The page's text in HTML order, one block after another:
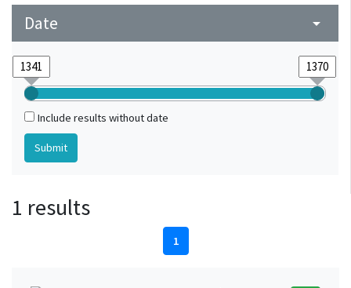
Date arrow_drop_down
Include results without date
1 results
1